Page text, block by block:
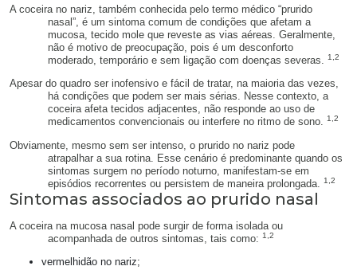
A coceira no nariz, também conhecida pelo termo médico “prurido
nasal”, é um sintoma comum de condições que afetam a
mucosa, tecido mole que reveste as vias aéreas. Geralmente,
não é motivo de preocupação, pois é um desconforto
moderado, temporário e sem ligação com doenças severas.
1,2
Apesar do quadro ser inofensivo e fácil de tratar, na maioria das vezes,
há condições que podem ser mais sérias. Nesse contexto, a
coceira afeta tecidos adjacentes, não responde ao uso de
medicamentos convencionais ou interfere no ritmo de sono. 1,2
Obviamente, mesmo sem ser intenso, o prurido no nariz pode
atrapalhar a sua rotina. Esse cenário é predominante quando os
sintomas surgem no período noturno, manifestam-se em
episódios recorrentes ou persistem de maneira prolongada.
1,2
Sintomas associados ao prurido nasal
A coceira na mucosa nasal pode surgir de forma isolada ou
acompanhada de outros sintomas, tais como: 1,2
vermelhidão no nariz;